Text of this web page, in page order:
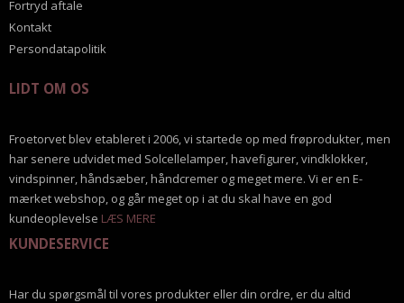
Fortryd aftale
Kontakt
Persondatapolitik
LIDT OM OS
Froetorvet blev etableret i 2006, vi startede op med frøprodukter, men
har senere udvidet med Solcellelamper, havefigurer, vindklokker,
vindspinner, håndsæber, håndcremer og meget mere. Vi er en E-
mærket webshop, og går meget op i at du skal have en god
kundeoplevelse LÆS MERE
KUNDESERVICE
Har du spørgsmål til vores produkter eller din ordre, er du altid